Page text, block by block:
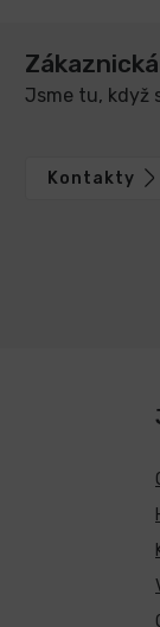
Jsme tu, když
Kontakty